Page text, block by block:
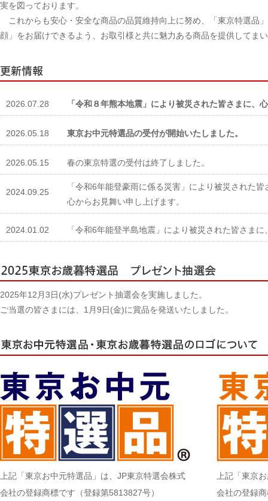
実を図っております。
これからも安心・安全な商品の品質維持向上に努め、「東京特選品
顔」をお届けできるよう、お取引様と共に魅力ある商品を提供してま
2026.07.28 「令和８年熊本地震」により被災された皆さまに、
2026.05.18 東京お中元特選品の受付が開始いたしました。
2026.05.15 春の東京特選の受付は終了しました。
2024.09.25
「令和6年能登豪雨に係る災害」により被災された皆
心からお見舞い申し上げます。
2024.01.02 「令和6年能登半島地震」により被災された皆さま
2025年12月3日(水)プレゼント抽選会を実施しました。
ご当選の皆さまには、1月9日(金)に賞品を発送いたしました。
上記「東京お中元特選品」は、JP東京特選会株式
会社の登録商標です（登録第5813827号）
上記「東京
会社の登録